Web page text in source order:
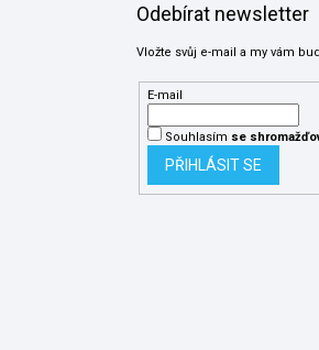
Odebírat newsletter
Vložte svůj e-mail a my vám
E-mail
Souhlasím se
PŘIHLÁSIT SE